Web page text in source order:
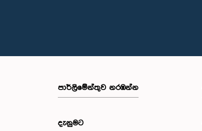
පාර්ලි‌මේන්තුව නරඹන්න
දැනුමට